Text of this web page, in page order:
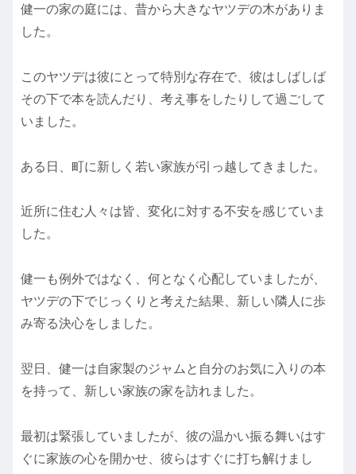
健一の家の庭には、昔から大きなヤツデの木がありま
した。
このヤツデは彼にとって特別な存在で、彼はしばしば
その下で本を読んだり、考え事をしたりして過ごして
いました。
ある日、町に新しく若い家族が引っ越してきました。
近所に住む人々は皆、変化に対する不安を感じていま
した。
健一も例外ではなく、何となく心配していましたが、
ヤツデの下でじっくりと考えた結果、新しい隣人に歩
み寄る決心をしました。
翌日、健一は自家製のジャムと自分のお気に入りの本
を持って、新しい家族の家を訪れました。
最初は緊張していましたが、彼の温かい振る舞いはす
ぐに家族の心を開かせ、彼らはすぐに打ち解けまし